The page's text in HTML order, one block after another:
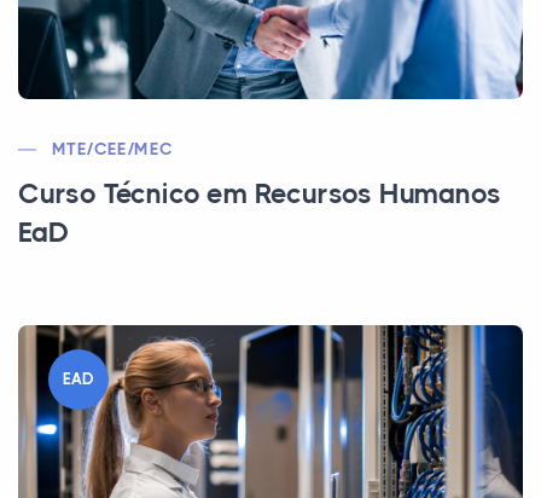
MTE/CEE/MEC
Curso Técnico em Recursos Humanos
EaD
EAD